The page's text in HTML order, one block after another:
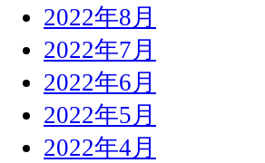
2022年8月
2022年7月
2022年6月
2022年5月
2022年4月